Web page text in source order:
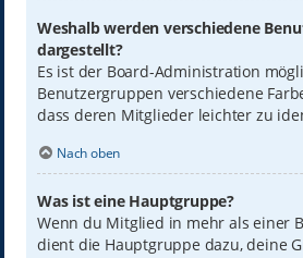
Weshalb werden verschiedene
dargestellt?
Es ist der Board-Administration
Benutzergruppen verschiedene
dass deren Mitglieder leichter zu
Nach oben
Was ist eine Hauptgruppe?
Wenn du Mitglied in mehr als einer
dient die Hauptgruppe dazu, deine